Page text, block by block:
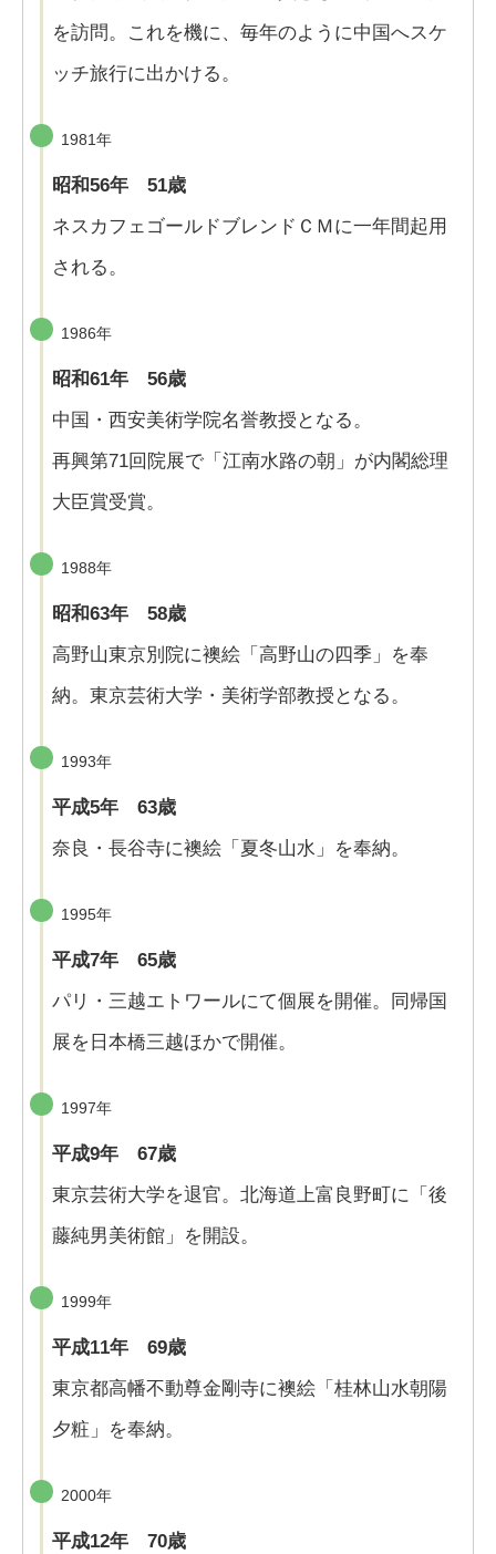
を訪問。これを機に、毎年のように中国へスケ
ッチ旅行に出かける。
1981年
昭和56年 51歳
ネスカフェゴールドブレンドＣＭに一年間起用
される。
1986年
昭和61年 56歳
中国・西安美術学院名誉教授となる。
再興第71回院展で「江南水路の朝」が内閣総理
大臣賞受賞。
1988年
昭和63年 58歳
高野山東京別院に襖絵「高野山の四季」を奉
納。東京芸術大学・美術学部教授となる。
1993年
平成5年 63歳
奈良・長谷寺に襖絵「夏冬山水」を奉納。
1995年
平成7年 65歳
パリ・三越エトワールにて個展を開催。同帰国
展を日本橋三越ほかで開催。
1997年
平成9年 67歳
東京芸術大学を退官。北海道上富良野町に「後
藤純男美術館」を開設。
1999年
平成11年 69歳
東京都高幡不動尊金剛寺に襖絵「桂林山水朝陽
夕粧」を奉納。
2000年
平成12年 70歳